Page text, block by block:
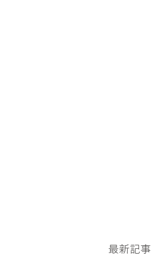
最新記事